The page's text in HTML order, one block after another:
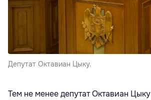
Депутат Октавиан Цыку.
Тем не менее депутат Октавиан Цыку